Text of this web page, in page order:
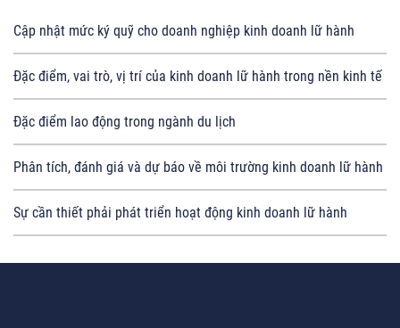
Cập nhật mức ký quỹ cho doanh nghiệp kinh doanh lữ hành
Đặc điểm, vai trò, vị trí của kinh doanh lữ hành trong nền kinh tế
Đặc điểm lao động trong ngành du lịch
Phân tích, đánh giá và dự báo về môi trường kinh doanh lữ hành
Sự cần thiết phải phát triển hoạt động kinh doanh lữ hành